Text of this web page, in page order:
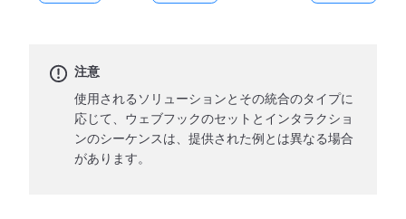
注意
使用されるソリューションとその統合のタイプに
応じて、ウェブフックのセットとインタラクショ
ンのシーケンスは、提供された例とは異なる場合
があります。